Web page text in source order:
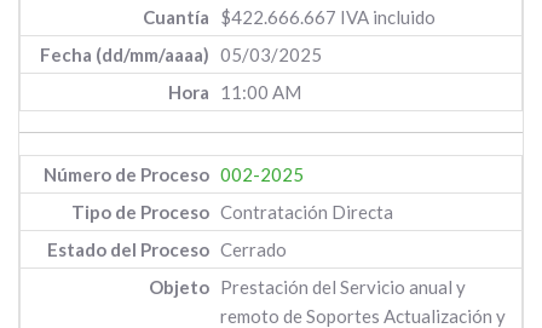
$422.666.667 IVA incluido
05/03/2025
11:00 AM
002-2025
Contratación Directa
Cerrado
Prestación del Servicio anual y
remoto de Soportes Actualización y